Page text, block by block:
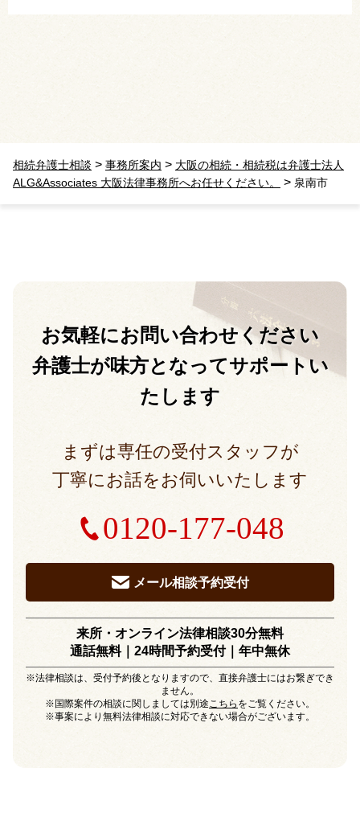
相続弁護士相談 > 事務所案内 > 大阪の相続・相続税は弁護士法人
ALG&Associates 大阪法律事務所へお任せください。
> 泉南市
お気軽にお問い合わせください
弁護士が味方となってサポートい
たします
まずは専任の受付スタッフが
丁寧にお話をお伺いいたします
0120-177-048
メール相談予約受付
来所・オンライン法律相談30分無料
通話無料｜24時間予約受付｜年中無休
※法律相談は、受付予約後となりますので、直接弁護士にはお繋ぎでき
ません。
※国際案件の相談に関しましては別途こちら をご覧ください。
※事案により無料法律相談に対応できない場合がございます。